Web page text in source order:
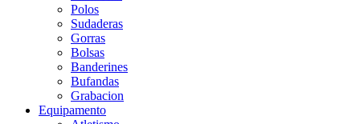
Polos
Sudaderas
Gorras
Bolsas
Banderines
Bufandas
Grabacion
Equipamento